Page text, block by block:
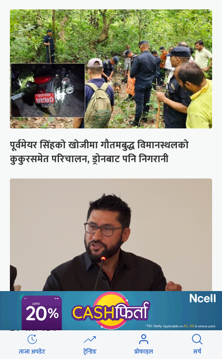
पूर्वमेयर सिंहको खोजीमा गौतमबुद्ध विमानस्थलको
कुकुरसमेत परिचालन, ड्रोनबाट पनि निगरानी
सरकारबारे रवि– बादलको टुक्रामा जहाज हल्लिन सक्छ,
डर मान्नु पर्दैन
ताजा अपडेट ट्रेन्डिङ प्रोफाइल सर्च